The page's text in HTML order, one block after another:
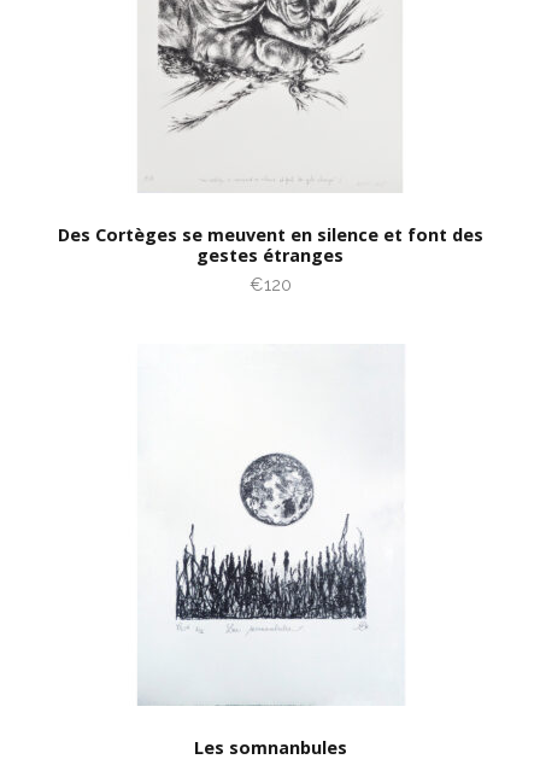
Des Cortèges se meuvent en silence et font des
gestes étranges
€120
Les somnanbules